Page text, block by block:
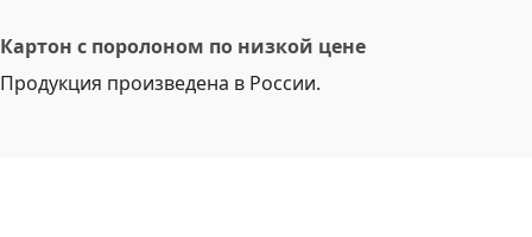
Картон с поролоном по низкой цене
Продукция произведена в России.